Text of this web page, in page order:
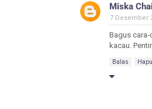
Miska
7 Desember
Bagus
kacau.
Balas